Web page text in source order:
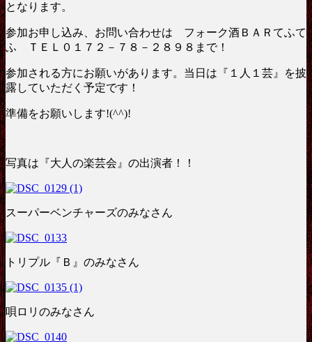
となります。
参加お申し込み、お問い合わせは フォーク酒ＢＡＲてふて
ふ ＴＥＬ０１７２－７８－２８９８まで！
参加される方にお願いがあります。当日は『１人１芸』を披
露していただく予定です！
準備をお願いします!(^^)!
写真は『大人の楽芸会』の出演者！！
スーパーベンチャーズのみなさん
トリプル『Ｂ』のみなさん
唄ロリのみなさん